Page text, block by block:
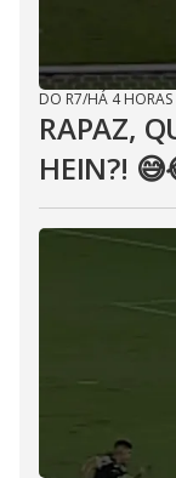
DO R7/HÁ 4 HORAS
RAPAZ,
HEIN?!